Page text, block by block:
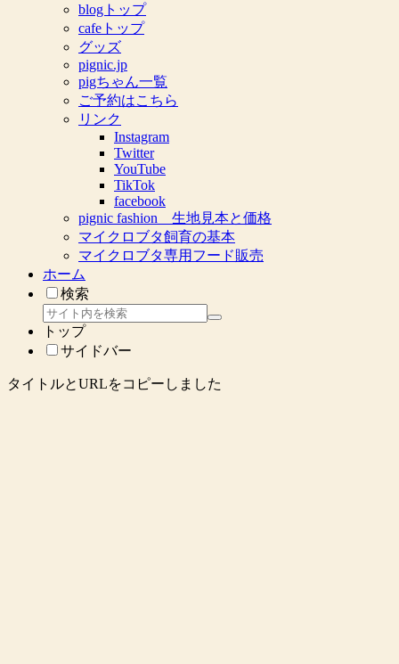
blogトップ
cafeトップ
グッズ
pignic.jp
pigちゃん一覧
ご予約はこちら
リンク
Instagram
Twitter
YouTube
TikTok
facebook
pignic fashion 生地見本と価格
マイクロブタ飼育の基本
マイクロブタ専用フード販売
ホーム
検索
トップ
サイドバー
タイトルとURLをコピーしました